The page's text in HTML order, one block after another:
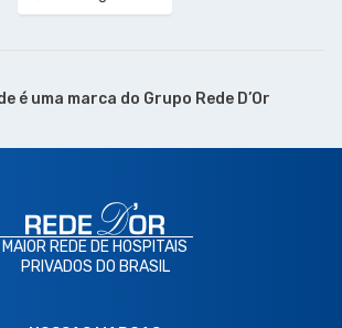
é uma marca do Grupo Rede D’Or
MAIOR REDE DE HOSPITAIS
PRIVADOS DO BRASIL